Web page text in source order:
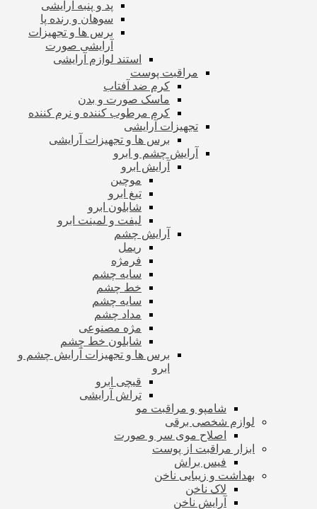
پد و پنبه آرایشی
سوهان و رنده پا
برس ها و تجهیزات
آرایشی صورت
استند لوازم آرایشی
مراقبت پوست
کرم ضد آفتاب
ماسک صورت و بدن
کرم مرطوب کننده و نرم کننده
تجهیزات آرایشی
برس ها و تجهیزات آرایشی
آرایش چشم و ابرو
آرایش ابرو
موچین
تیغ ابرو
شابلون ابرو
لیفت و لمینت ابرو
آرایش چشم
ریمل
فرمژه
سایه چشم
خط چشم
سایه چشم
مداد چشم
مژه مصنوعی
شابلون خط چشم
برس ها و تجهیزات آرایش چشم و
ابرو
قیچی ابرو
تراش آرایشی
شامپو و مراقبت مو
لوازم شخصی برقی
اصلاح موی سر و صورت
ابزار مراقبت از پوست
فیس براش
بهداشت و زیبایی ناخن
لاک ناخن
آرایش ناخن